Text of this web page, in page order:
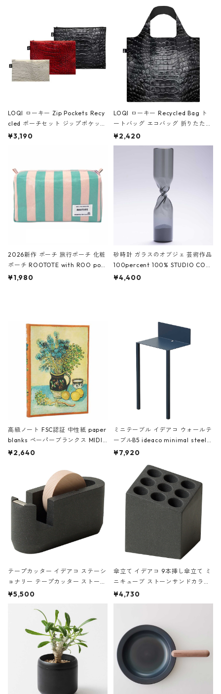
Black ジャン=ミッシェル・バスキ
ア/クラウン ブラック
LOQI ローキー Zip Pockets Recy
cled ポーチセット ジップポケット
ファスナーポーチ 撥水加工 トラベ
ーガンディー、オフホワイト
¥3,190
LOQI ローキー Recycled Bag ト
ートバッグ エコバッグ 折りたたみ
大きめ 撥水加工 収納ポーチ CRO
CODILE/Black クロコダイル/ブラ
¥2,420
2026新作 ポーチ 旅行ポーチ 化粧
ポーチ ROOTOTE with ROO pou
ch 3532 ルートート WR.ポーチ.ラ
¥1,980
砂時計 ガラスのオブジェ 芸術作品
100percent 100% STUDIO COH
AKU Timeless 100パーセント ス
¥4,400
高級ノート FSC認証 中性紙 paper
blanks ペーパーブランクス MIDI
ハードカバー 罫線 ヴァン・ゴッホ
¥2,640
ミニテーブル イデアコ ウォールテ
ーブルB5 ideaco minimal steel f
urniture WALL Table B5 ネイビー
¥7,920
テープカッター イデアコ ステーシ
ョナリー テープカッター ストーン
サンドカラー 石調 ideaco Station
¥5,500
傘立て イデアコ 9本挿し傘立て ミ
ニキューブ ストーンサンドカラー
石調 ideaco Umbrella Stand CUB
E ストーンサンドブラック
¥4,730